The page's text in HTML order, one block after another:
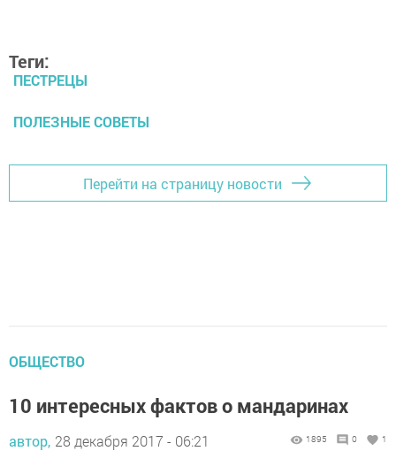
Теги:
ПЕСТРЕЦЫ
ПОЛЕЗНЫЕ СОВЕТЫ
Перейти на страницу новости
ОБЩЕСТВО
10 интересных фактов о мандаринах
автор, 28 декабря 2017 - 06:21 1895 0 1